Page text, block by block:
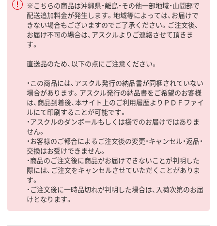
※こちらの商品は沖縄県・離島・その他一部地域・山間部で
配送追加料金が発生します。地域等によっては、お届けで
きない場合もございますのでご了承ください。ご注文後、
お届け不可の場合は、アスクルよりご連絡させて頂きま
す。
直送品のため、以下の点にご注意ください。
・この商品には、アスクル発行の納品書が同梱されていない
場合があります。アスクル発行の納品書をご希望のお客様
は、商品到着後、本サイト上のご利用履歴よりＰＤＦファイ
ルにて印刷することが可能です。
・アスクルのダンボールもしくは袋でのお届けではありま
せん。
・お客様のご都合によるご注文後の変更・キャンセル・返品・
交換はお受けできません。
・商品のご注文後に商品がお届けできないことが判明した
際には、ご注文をキャンセルさせていただくことがありま
す。
・ご注文後に一時品切れが判明した場合は、入荷次第のお届
けとなります。